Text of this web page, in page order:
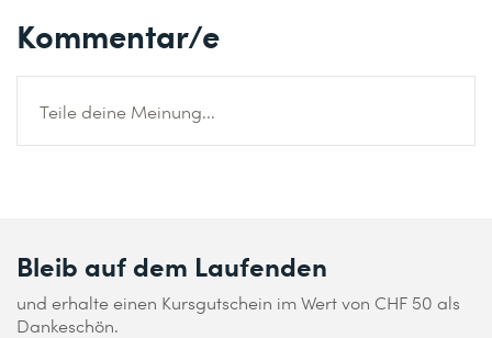
Kommentar/e
Teile deine Meinung...
Bleib auf dem Laufenden
und erhalte einen Kursgutschein im Wert von CHF 50 als
Dankeschön.